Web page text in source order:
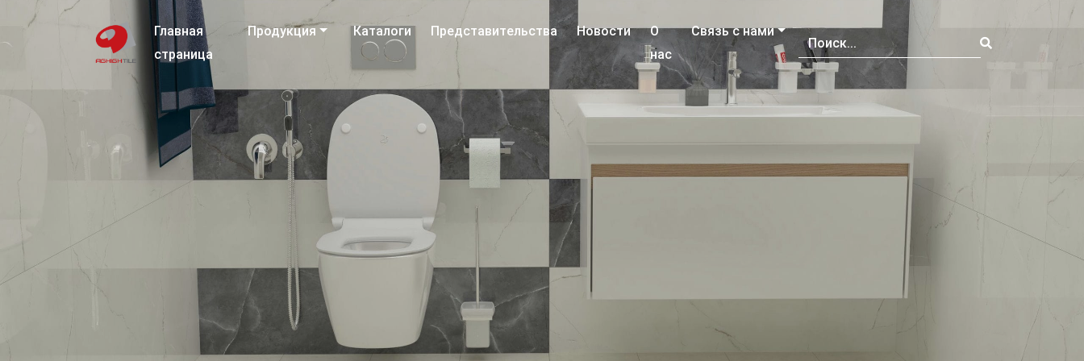
Главная
страница
Продукция Каталоги Представительства Новости
О
нас
Связь с нами